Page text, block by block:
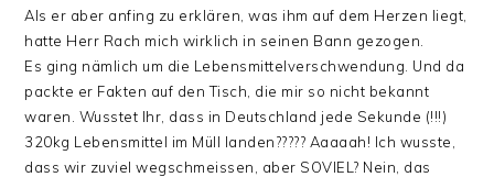
Als er aber anfing zu erklären, was ihm auf dem Herzen liegt,
hatte Herr Rach mich wirklich in seinen Bann gezogen.
Es ging nämlich um die Lebensmittelverschwendung. Und da
packte er Fakten auf den Tisch, die mir so nicht bekannt
waren. Wusstet Ihr, dass in Deutschland jede Sekunde (!!!)
320kg Lebensmittel im Müll landen????? Aaaaah! Ich wusste,
dass wir zuviel wegschmeissen, aber SOVIEL? Nein, das